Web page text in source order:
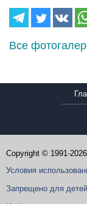
Все
Copyright © 1991-
Условия
Запрещено для детей